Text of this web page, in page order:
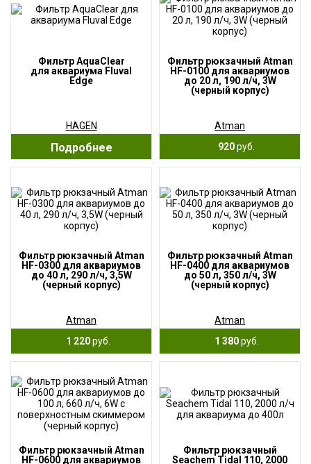
Фильтр AquaClear
для аквариума Fluval
Edge
HAGEN
Подробнее
Фильтр рюкзачный Atman
HF-0100 для аквариумов
до 20 л, 190 л/ч, 3W
(черный корпус)
Atman
920руб.
Фильтр рюкзачный Atman
HF-0300 для аквариумов
до 40 л, 290 л/ч, 3,5W
(черный корпус)
Atman
1 220руб.
Фильтр рюкзачный Atman
HF-0400 для аквариумов
до 50 л, 350 л/ч, 3W
(черный корпус)
Atman
1 380руб.
Фильтр рюкзачный Atman
HF-0600 для аквариумов
Фильтр рюкзачный
Seachem Tidal 110, 2000